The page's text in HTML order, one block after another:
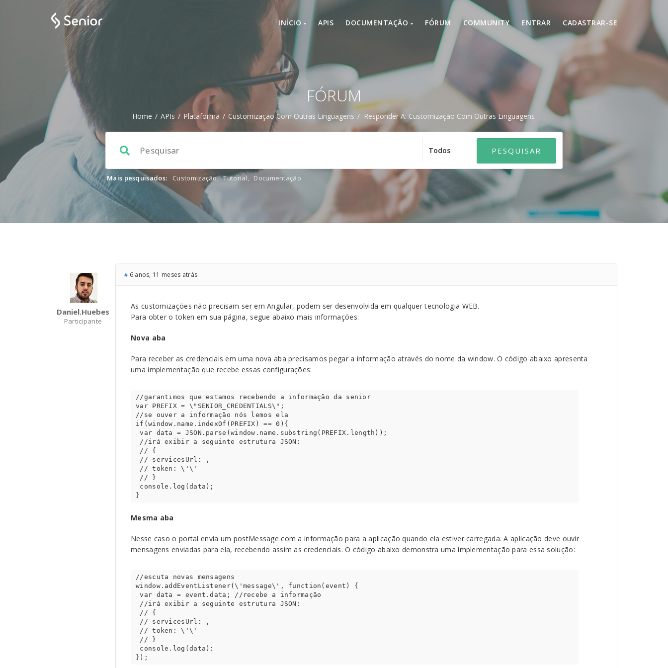
INÍCIO APIS DOCUMENTAÇÃO FÓRUM COMMUNITY ENTRAR CADASTRAR-SE
FÓRUM
Home / APIs / Plataforma / Customização Com Outras Linguagens / Responder A: Customização Com Outras Linguagens
Mais pesquisados: Customização, Tutorial, Documentação
Daniel.huebes
Participante
# 6 anos, 11 meses atrás
As customizações não precisam ser em Angular, podem ser desenvolvida em qualquer tecnologia WEB.
Para obter o token em sua página, segue abaixo mais informações:
Nova aba
Para receber as credenciais em uma nova aba precisamos pegar a informação através do nome da window. O código abaixo apresenta
uma implementação que recebe essas configurações:
//garantimos que estamos recebendo a informação da senior
var PREFIX = \"SENIOR_CREDENTIALS\";
//se ouver a informação nós lemos ela
if(window.name.indexOf(PREFIX) == 0){
var data = JSON.parse(window.name.substring(PREFIX.length));
// servicesUrl:
,
// token: \' \'
}
Mesma aba
Nesse caso o portal envia um postMessage com a informação para a aplicação quando ela estiver carregada. A aplicação deve ouvir
mensagens enviadas para ela, recebendo assim as credenciais. O código abaixo demonstra uma implementação para essa solução:
//escuta novas mensagens
window.addEventListener(\'message\', function(event) {
var data = event.data; //recebe a informação
// servicesUrl:
,
// token: \' \'
});